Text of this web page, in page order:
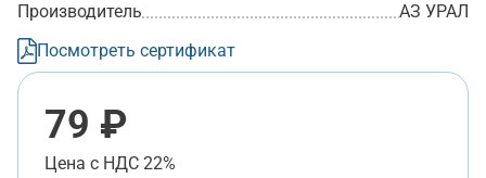
Производитель
АЗ УРАЛ
Посмотреть сертификат
79 ₽
Цена с НДС 22%